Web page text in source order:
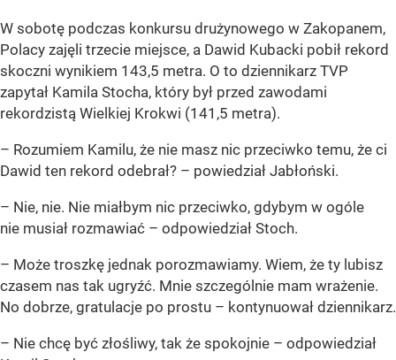
W sobotę podczas konkursu drużynowego w Zakopanem,
Polacy zajęli trzecie miejsce, a Dawid Kubacki pobił rekord
skoczni wynikiem 143,5 metra. O to dziennikarz TVP
zapytał Kamila Stocha, który był przed zawodami
rekordzistą Wielkiej Krokwi (141,5 metra).
– Rozumiem Kamilu, że nie masz nic przeciwko temu, że ci
Dawid ten rekord odebrał? – powiedział Jabłoński.
– Nie, nie. Nie miałbym nic przeciwko, gdybym w ogóle
nie musiał rozmawiać – odpowiedział Stoch.
– Może troszkę jednak porozmawiamy. Wiem, że ty lubisz
czasem nas tak ugryźć. Mnie szczególnie mam wrażenie.
No dobrze, gratulacje po prostu – kontynuował dziennikarz.
– Nie chcę być złośliwy, tak że spokojnie – odpowiedział